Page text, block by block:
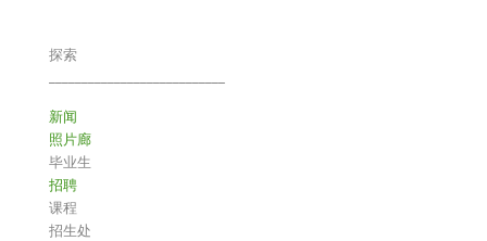
探索
新闻
照片廊
毕业生
招聘
课程
招生处